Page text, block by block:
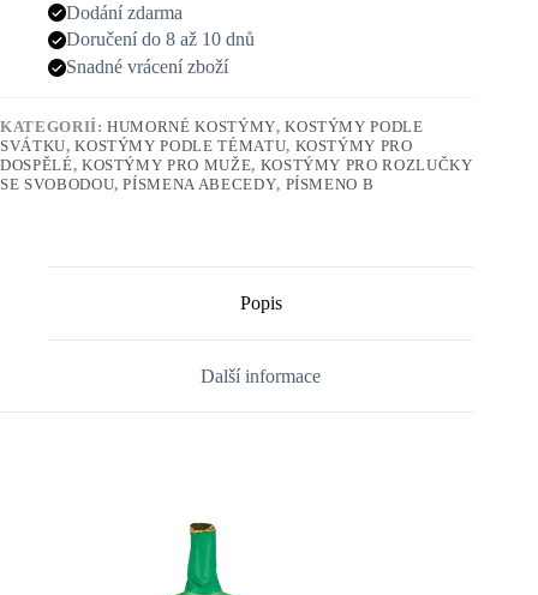
Dodání zdarma
Doručení do 8 až 10 dnů
Snadné vrácení zboží
KATEGORIÍ:HUMORNÉ KOSTÝMY,KOSTÝMY PODLE
SVÁTKU,KOSTÝMY PODLE TÉMATU, KOSTÝMY PRO
DOSPĚLÉ, KOSTÝMY PRO MUŽE, KOSTÝMY PRO ROZLUČKY
SE SVOBODOU,PÍSMENA ABECEDY, PÍSMENO B
Popis
Další informace